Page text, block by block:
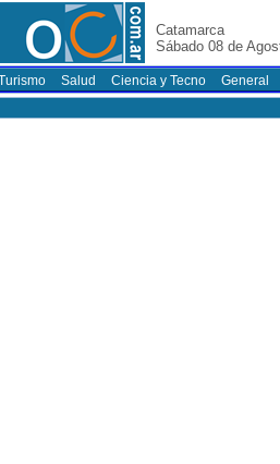
Catamarca
Sábado 08 de
Salud Ciencia y Tecno General